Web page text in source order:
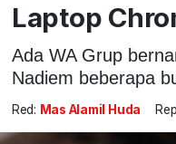
Laptop
Ada WA Grup
Nadiem beberapa
Red: Mas Alamil Huda